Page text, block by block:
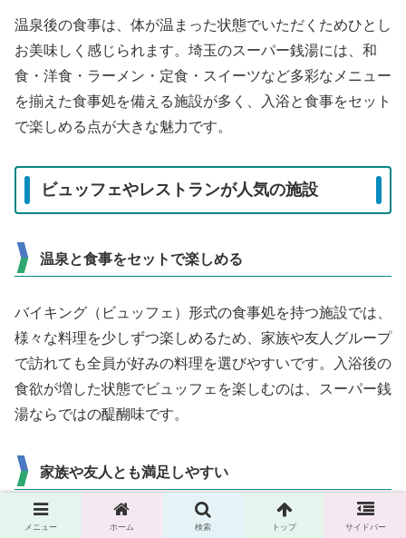
温泉後の食事は、体が温まった状態でいただくためひとし
お美味しく感じられます。埼玉のスーパー銭湯には、和
食・洋食・ラーメン・定食・スイーツなど多彩なメニュー
を揃えた食事処を備える施設が多く、入浴と食事をセット
で楽しめる点が大きな魅力です。
ビュッフェやレストランが人気の施設
温泉と食事をセットで楽しめる
バイキング（ビュッフェ）形式の食事処を持つ施設では、
様々な料理を少しずつ楽しめるため、家族や友人グループ
で訪れても全員が好みの料理を選びやすいです。入浴後の
食欲が増した状態でビュッフェを楽しむのは、スーパー銭
湯ならではの醍醐味です。
家族や友人とも満足しやすい
子どもから大人まで幅広いメニューが揃う施設は、家族で
メニュー ホーム 検索 トップ サイドバー